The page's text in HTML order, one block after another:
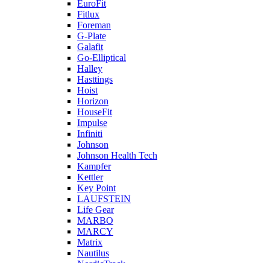
EuroFit
Fitlux
Foreman
G-Plate
Galafit
Go-Elliptical
Halley
Hasttings
Hoist
Horizon
HouseFit
Impulse
Infiniti
Johnson
Johnson Health Tech
Kampfer
Kettler
Key Point
LAUFSTEIN
Life Gear
MARBO
MARCY
Matrix
Nautilus